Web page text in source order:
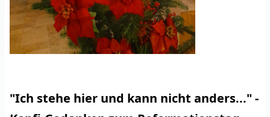
"Ich stehe hier und kann nicht anders..." -